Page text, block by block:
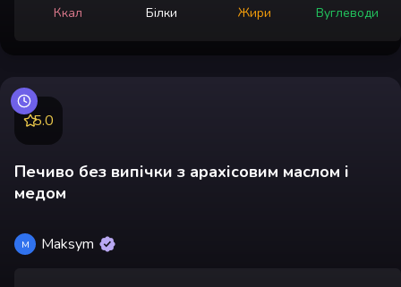
Ккал Білки Жири Вуглеводи
5.0
Печиво без випічки з арахісовим маслом і
медом
M Maksym